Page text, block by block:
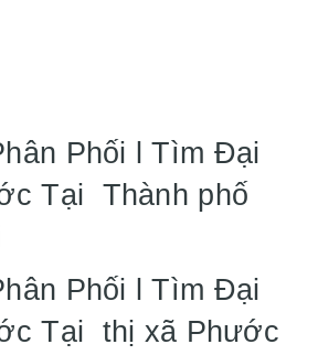
Phối l Tìm Đại
Tại Thành phố
Phối l Tìm Đại
Tại thị xã Phước